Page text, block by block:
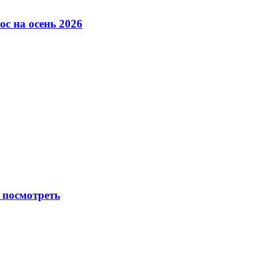
на осень 2026